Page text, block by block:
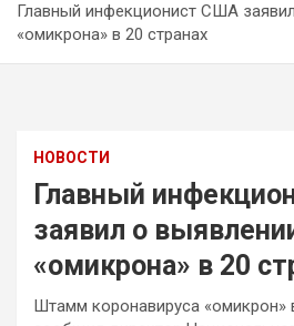
Главный инфекционист США
«омикрона» в 20 странах
НОВОСТИ
Главный
заявил о
«омикрона» в 20
Штамм коронавируса «омикрон»